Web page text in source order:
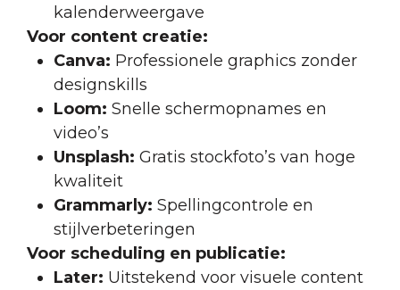
kalenderweergave
Voor content creatie:
Canva: Professionele graphics zonder
designskills
Loom: Snelle schermopnames en
video’s
Unsplash: Gratis stockfoto’s van hoge
kwaliteit
Grammarly: Spellingcontrole en
stijlverbeteringen
Voor scheduling en publicatie:
Later: Uitstekend voor visuele content